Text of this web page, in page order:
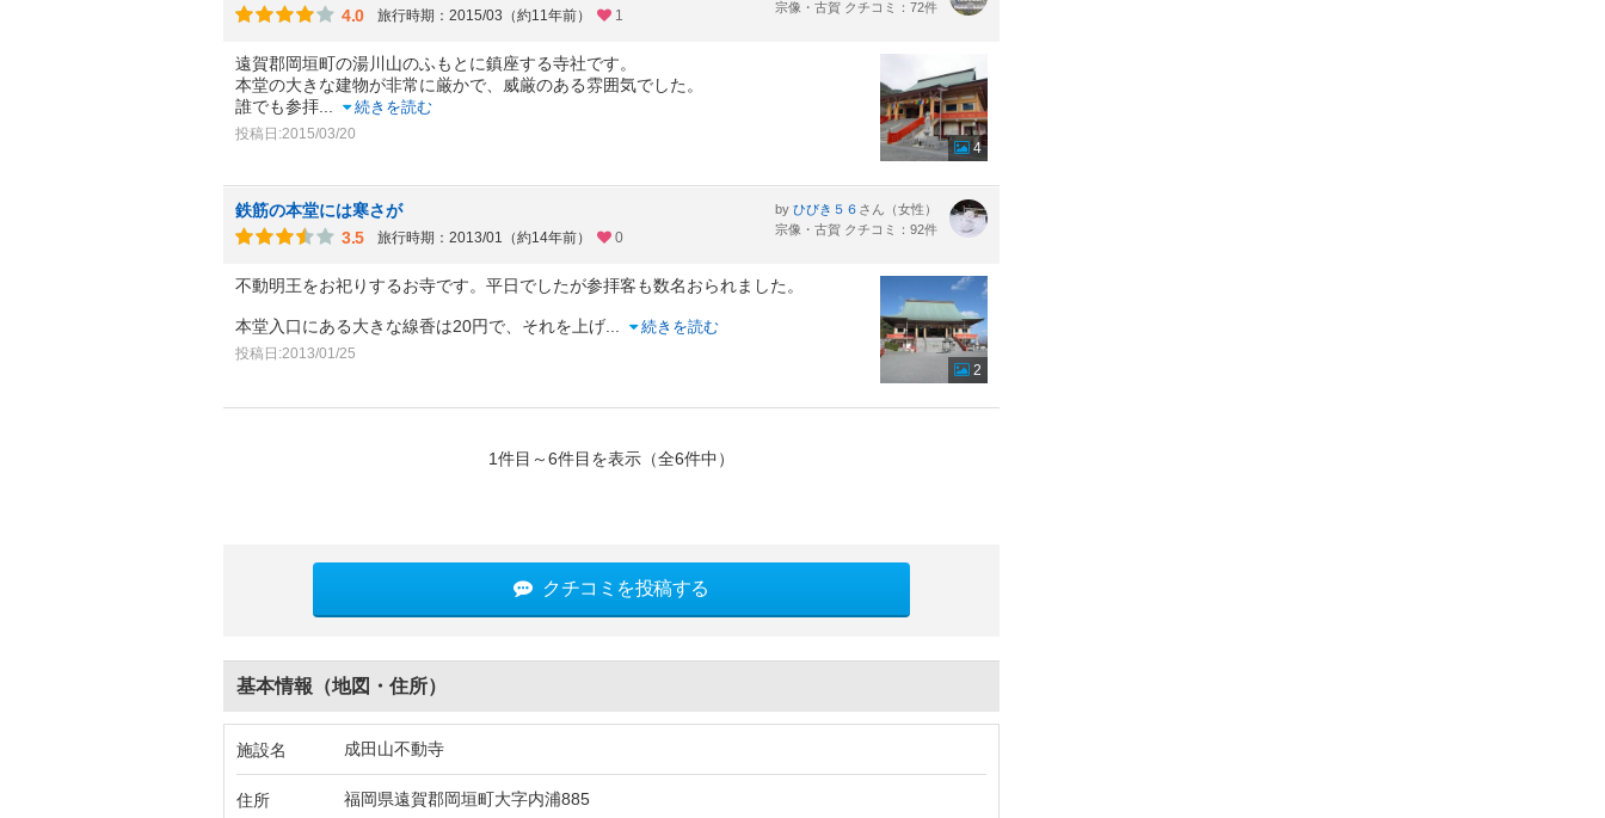
4.0
旅行時期：2015/03（約11年前） 1
宗像・古賀 クチコミ：72件
遠賀郡岡垣町の湯川山のふもとに鎮座する寺社です。
本堂の大きな建物が非常に厳かで、威厳のある雰囲気でした。
誰でも参拝
続きを読む
投稿日:2015/03/20
4
鉄筋の本堂には寒さが
3.5
旅行時期：2013/01（約14年前） 0
by ひびき５６ さん（女性）
宗像・古賀 クチコミ：92件
不動明王をお祀りするお寺です。平日でしたが参拝客も数名おられました。
本堂入口にある大きな線香は20円で、それを上げ 続きを読む
投稿日:2013/01/25
2
1件目～6件目を表示（全6件中）
クチコミを投稿する
基本情報（地図・住所）
施設名 成田山不動寺
住所 福岡県遠賀郡岡垣町大字内浦885